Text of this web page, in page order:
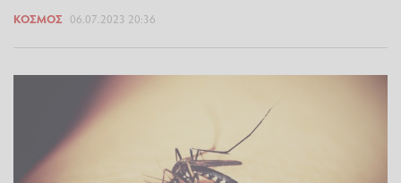
ΚΌΣΜΟΣ 06.07.2023 20:36